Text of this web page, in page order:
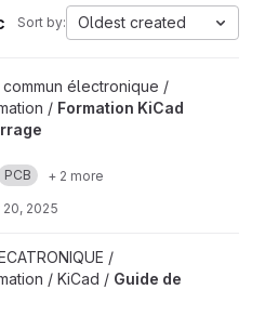
Sort by: Oldest created
de démarrage project
commun électronique /
/ Formation KiCad
PCB + 2 more
20, 2025
/
/ KiCad / Guide de